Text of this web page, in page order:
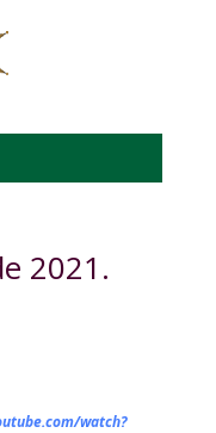
2021.
watch?